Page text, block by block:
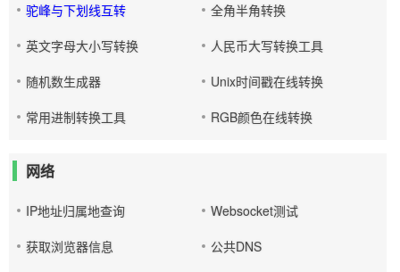
驼峰与下划线互转
全角半角转换
英文字母大小写转换
人民币大写转换工具
随机数生成器
Unix时间戳在线转换
常用进制转换工具
RGB颜色在线转换
网络
IP地址归属地查询
Websocket测试
获取浏览器信息
公共DNS